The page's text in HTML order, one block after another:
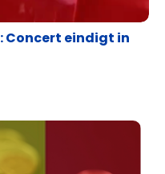
Concert eindigt in